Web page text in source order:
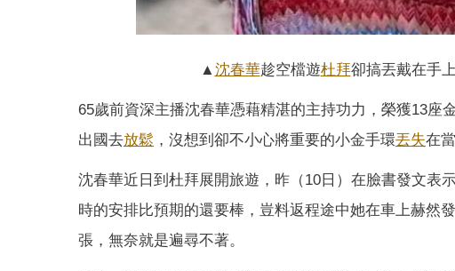
▲沈春華趁空檔遊杜拜卻搞丟戴在手
65歲前資深主播沈春華憑藉精湛的主持功力，榮獲13
出國去放鬆 ，沒想到卻不小心將重要的小金手環丟失在
沈春華近日到杜拜展開旅遊，昨（10日）在臉書發文表
時的安排比預期的還要棒，豈料返程途中她在車上赫然
張，無奈就是遍尋不著。